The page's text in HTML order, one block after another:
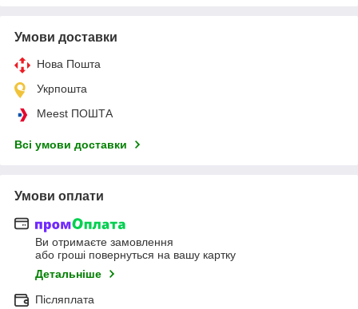
Умови доставки
Нова Пошта
Укрпошта
Meest ПОШТА
Всі умови доставки
Умови оплати
Ви отримаєте замовлення
або гроші повернуться на вашу картку
Детальніше
Післяплата